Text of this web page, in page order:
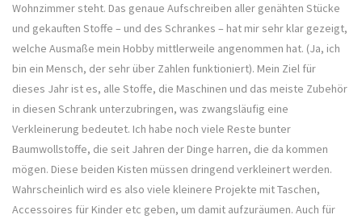
Wohnzimmer steht. Das genaue Aufschreiben aller genähten Stücke
und gekauften Stoffe – und des Schrankes – hat mir sehr klar gezeigt,
welche Ausmaße mein Hobby mittlerweile angenommen hat. (Ja, ich
bin ein Mensch, der sehr über Zahlen funktioniert). Mein Ziel für
dieses Jahr ist es, alle Stoffe, die Maschinen und das meiste Zubehör
in diesen Schrank unterzubringen, was zwangsläufig eine
Verkleinerung bedeutet. Ich habe noch viele Reste bunter
Baumwollstoffe, die seit Jahren der Dinge harren, die da kommen
mögen. Diese beiden Kisten müssen dringend verkleinert werden.
Wahrscheinlich wird es also viele kleinere Projekte mit Taschen,
Accessoires für Kinder etc geben, um damit aufzuräumen. Auch für